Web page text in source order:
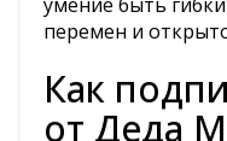
перемен и
Как
от Деда